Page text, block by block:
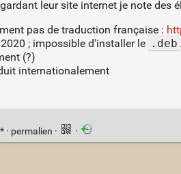
leur site internet je note
pas de traduction française :
; impossible d'installer le .deb .
(?)
internationalement
· permalien · ·